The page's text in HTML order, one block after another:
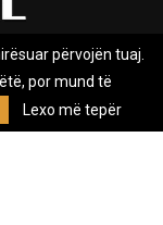
Kontakt
e themeluar në vitin
përvojën tuaj.
por mund të
Lexo më tepër